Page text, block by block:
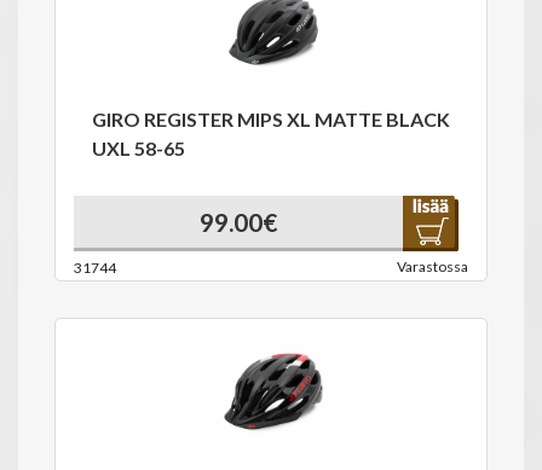
GIRO REGISTER MIPS XL MATTE BLACK
UXL 58-65
99.00€
31744 Varastossa